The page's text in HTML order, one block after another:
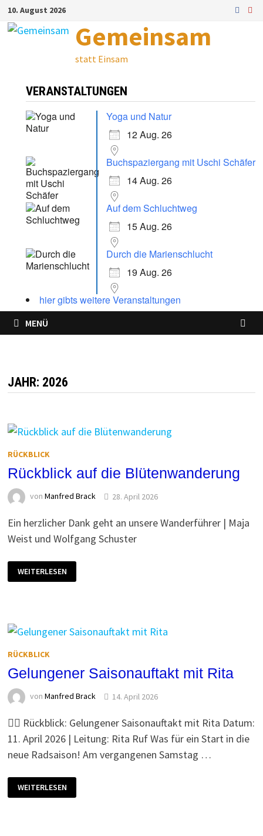
Zum
Inhalt
10. August 2026
Gemeinsam
statt Einsam
VERANSTALTUNGEN
Yoga und Natur
12 Aug. 26
Buchspaziergang mit Uschi Schäfer
14 Aug. 26
Auf dem Schluchtweg
15 Aug. 26
Durch die Marienschlucht
19 Aug. 26
hier gibts weitere Veranstaltungen
MENÜ
JAHR: 2026
RÜCKBLICK
Rückblick auf die Blütenwanderung
von Manfred Brack 28. April 2026
Ein herzlicher Dank geht an unsere Wanderführer | Maja
Weist und Wolfgang Schuster
AUF
DIE
WEITERLESEN
RÜCKBLICK
Gelungener Saisonauftakt mit Rita
von Manfred Brack 14. April 2026
🚴‍♂️ Rückblick: Gelungener Saisonauftakt mit Rita Datum:
11. April 2026 | Leitung: Rita Ruf Was für ein Start in die
neue Radsaison! Am vergangenen Samstag …
SAISONAUFTAKT
MIT
WEITERLESEN